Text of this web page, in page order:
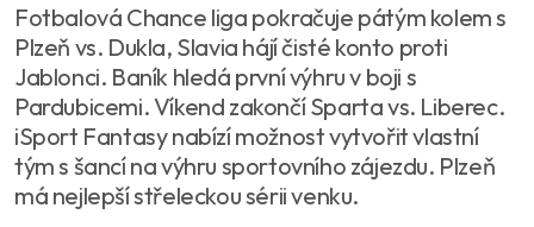
Fotbalová Chance liga pokračuje pátým kolem s
Plzeň vs. Dukla, Slavia hájí čisté konto proti
Jablonci. Baník hledá první výhru v boji s
Pardubicemi. Víkend zakončí Sparta vs. Liberec.
iSport Fantasy nabízí možnost vytvořit vlastní
tým s šancí na výhru sportovního zájezdu. Plzeň
má nejlepší střeleckou sérii venku.